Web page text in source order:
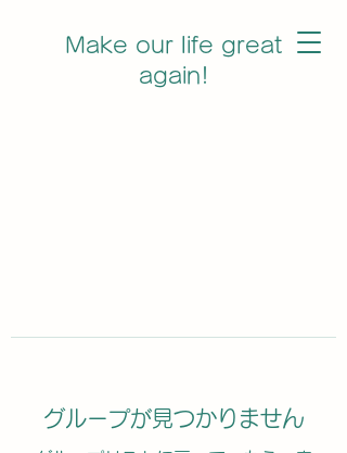
Make our life great
again!
グループが見つかりません